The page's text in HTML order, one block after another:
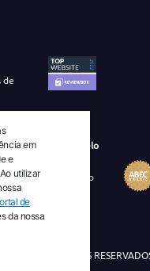
de
Cientifica CEJAM Selo
Aberta
Instituto Brasileiro
Ciência e
TODOS OS DIREITOS
em
e
utilizar
de
da nossa